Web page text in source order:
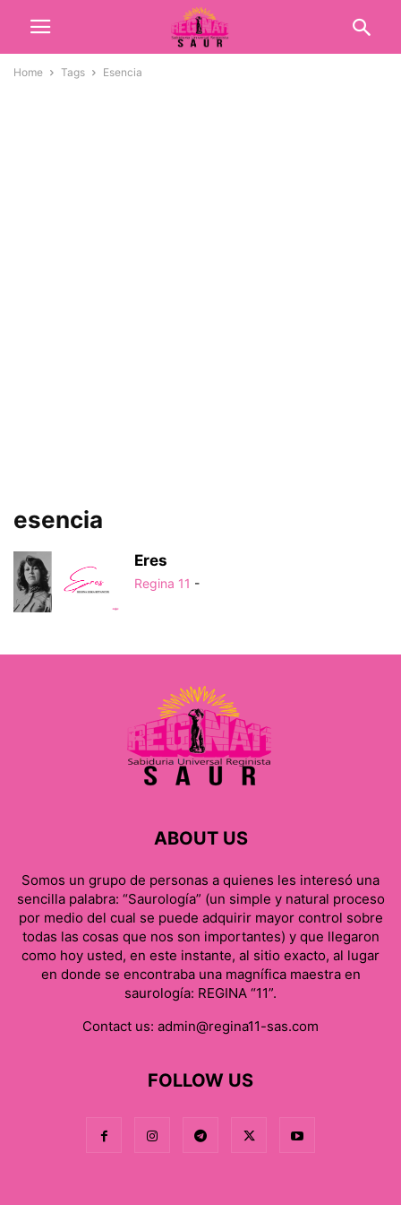
Home Tags Esencia
esencia
Eres
Regina 11 -
ABOUT US
Somos un grupo de personas a quienes les interesó una
sencilla palabra: “Saurología” (un simple y natural proceso
por medio del cual se puede adquirir mayor control sobre
todas las cosas que nos son importantes) y que llegaron
como hoy usted, en este instante, al sitio exacto, al lugar
en donde se encontraba una magnífica maestra en
saurología: REGINA “11”.
Contact us: admin@regina11-sas.com
FOLLOW US